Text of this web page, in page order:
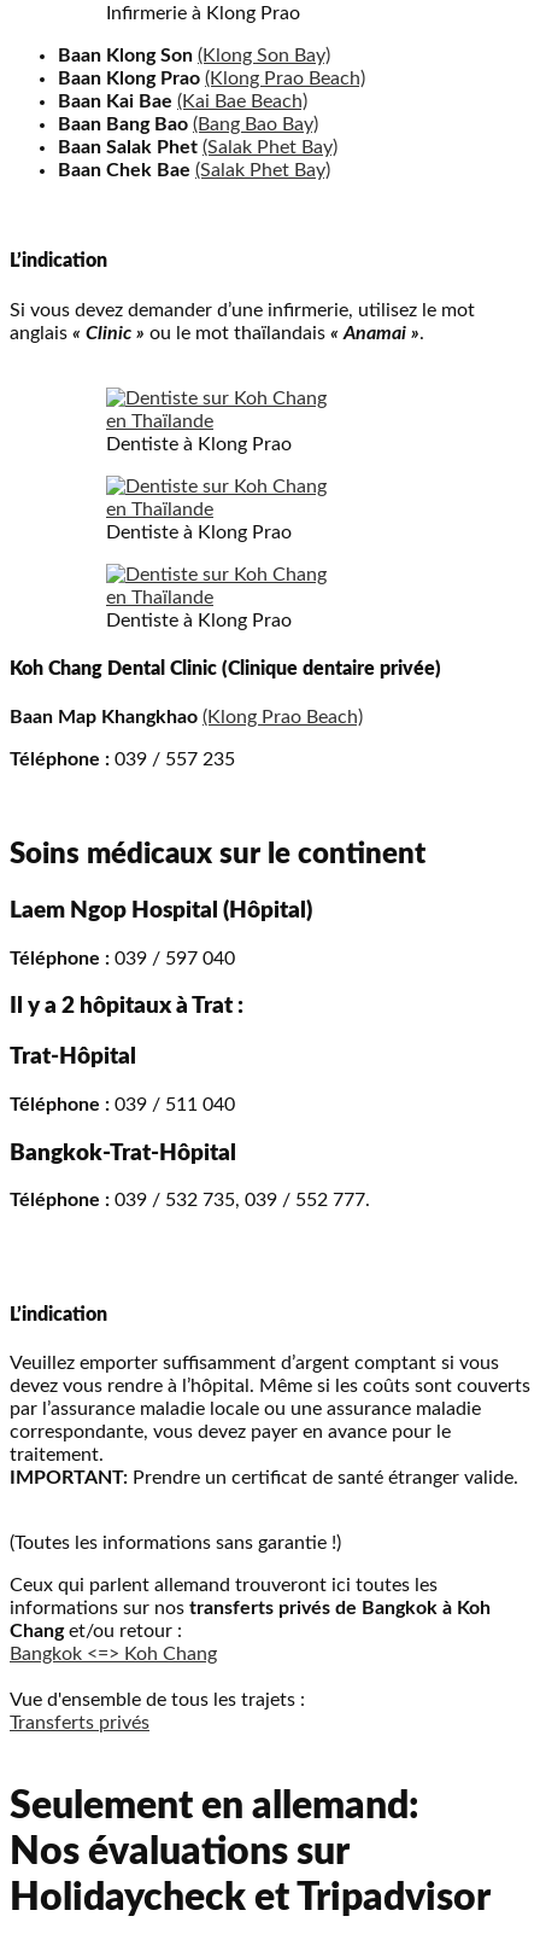
Infirmerie à Klong Prao
Baan Klong Son (Klong Son Bay)
Baan Klong Prao (Klong Prao Beach)
Baan Kai Bae (Kai Bae Beach)
Baan Bang Bao (Bang Bao Bay)
Baan Salak Phet (Salak Phet Bay)
Baan Chek Bae (Salak Phet Bay)
L’indication
Si vous devez demander d’une infirmerie, utilisez le mot
anglais « Clinic » ou le mot thaïlandais « Anamai ».
Dentiste à Klong Prao
Dentiste à Klong Prao
Dentiste à Klong Prao
Koh Chang Dental Clinic (Clinique dentaire privée)
Baan Map Khangkhao (Klong Prao Beach)
Téléphone : 039 / 557 235
Soins médicaux sur le continent
Laem Ngop Hospital (Hôpital)
Téléphone : 039 / 597 040
Il y a 2 hôpitaux à Trat :
Trat-Hôpital
Téléphone : 039 / 511 040
Bangkok-Trat-Hôpital
Téléphone : 039 / 532 735, 039 / 552 777.
L’indication
Veuillez emporter suffisamment d’argent comptant si vous
devez vous rendre à l’hôpital. Même si les coûts sont couverts
par l’assurance maladie locale ou une assurance maladie
correspondante, vous devez payer en avance pour le
traitement.
IMPORTANT: Prendre un certificat de santé étranger valide.
(Toutes les informations sans garantie !)
Ceux qui parlent allemand trouveront ici toutes les
informations sur nos transferts privés de Bangkok à Koh
Changet/ou retour :
Bangkok <=> Koh Chang
Vue d'ensemble de tous les trajets :
Transferts privés
Seulement en allemand:
Nos évaluations sur
Holidaycheck et Tripadvisor